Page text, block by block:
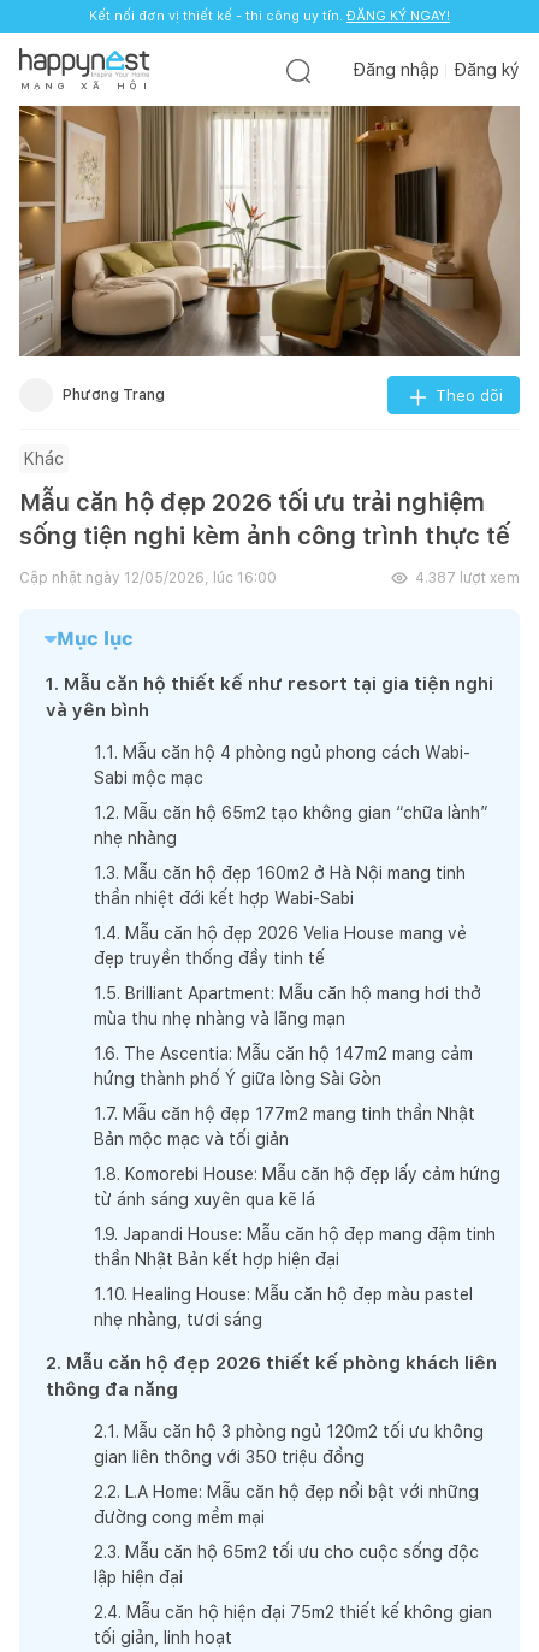
Kết nối đơn vị thiết kế - thi công uy tín. ĐĂNG KÝ NGAY!
M Ạ N G X Ã H Ộ I
Đăng nhập Đăng ký
Phương Trang Theo dõi
Khác
Mẫu căn hộ đẹp 2026 tối ưu trải nghiệm
sống tiện nghi kèm ảnh công trình thực tế
Cập nhật ngày 12/05/2026, lúc 16:00 4.387 lượt xem
Mục lục
1. Mẫu căn hộ thiết kế như resort tại gia tiện nghi
và yên bình
1 .1 . Mẫu căn hộ 4 phòng ngủ phong cách Wabi-
Sabi mộc mạc
1 .2. Mẫu căn hộ 65m2 tạo không gian “chữa lành”
nhẹ nhàng
1 .3. Mẫu căn hộ đẹp 160m2 ở Hà Nội mang tinh
thần nhiệt đới kết hợp Wabi-Sabi
1 .4. Mẫu căn hộ đẹp 2026 Velia House mang vẻ
đẹp truyền thống đầy tinh tế
1 .5. Brilliant Apartment: Mẫu căn hộ mang hơi thở
mùa thu nhẹ nhàng và lãng mạn
1 .6. The Ascentia: Mẫu căn hộ 147m2 mang cảm
hứng thành phố Ý giữa lòng Sài Gòn
1 .7. Mẫu căn hộ đẹp 177m2 mang tinh thần Nhật
Bản mộc mạc và tối giản
1 .8. Komorebi House: Mẫu căn hộ đẹp lấy cảm hứng
từ ánh sáng xuyên qua kẽ lá
1 .9. Japandi House: Mẫu căn hộ đẹp mang đậm tinh
thần Nhật Bản kết hợp hiện đại
1 .10. Healing House: Mẫu căn hộ đẹp màu pastel
nhẹ nhàng, tươi sáng
2. Mẫu căn hộ đẹp 2026 thiết kế phòng khách liên
thông đa năng
2.1 . Mẫu căn hộ 3 phòng ngủ 120m2 tối ưu không
gian liên thông với 350 triệu đồng
2.2. L.A Home: Mẫu căn hộ đẹp nổi bật với những
đường cong mềm mại
2.3. Mẫu căn hộ 65m2 tối ưu cho cuộc sống độc
lập hiện đại
2.4. Mẫu căn hộ hiện đại 75m2 thiết kế không gian
tối giản, linh hoạt